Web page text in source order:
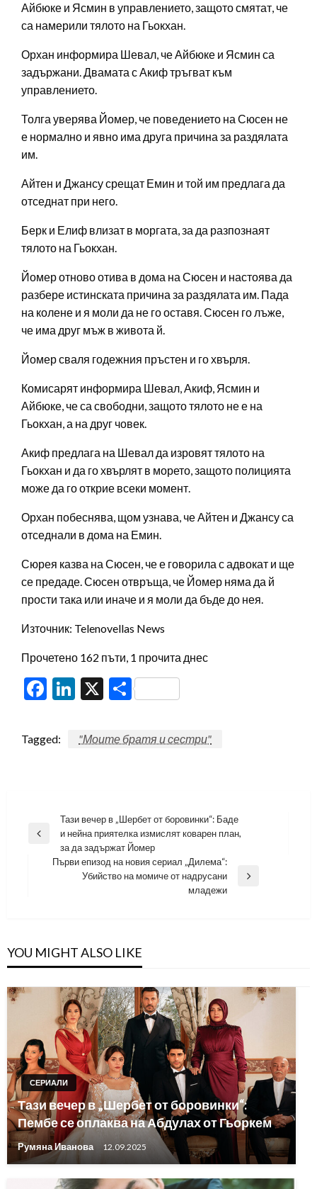
Айбюке и Ясмин в управлението, защото смятат, че
са намерили тялото на Гьокхан.
Орхан информира Шевал, че Айбюке и Ясмин са
задържани. Двамата с Акиф тръгват към
управлението.
Толга уверява Йомер, че поведението на Сюсен не
е нормално и явно има друга причина за раздялата
им.
Айтен и Джансу срещат Емин и той им предлага да
отседнат при него.
Берк и Елиф влизат в моргата, за да разпознаят
тялото на Гьокхан.
Йомер отново отива в дома на Сюсен и настоява да
разбере истинската причина за раздялата им. Пада
на колене и я моли да не го оставя. Сюсен го лъже,
че има друг мъж в живота й.
Йомер сваля годежния пръстен и го хвърля.
Комисарят информира Шевал, Акиф, Ясмин и
Айбюке, че са свободни, защото тялото не е на
Гьокхан, а на друг човек.
Акиф предлага на Шевал да изровят тялото на
Гьокхан и да го хвърлят в морето, защото полицията
може да го открие всеки момент.
Орхан побеснява, щом узнава, че Айтен и Джансу са
отседнали в дома на Емин.
Сюрея казва на Сюсен, че е говорила с адвокат и ще
се предаде. Сюсен отвръща, че Йомер няма да й
прости така или иначе и я моли да бъде до нея.
Източник: Telenovellas News
Прочетено 162 пъти, 1 прочита днес
Facebook
LinkedIn
X Share
Tagged: "Моите братя и сестри"
Навигация
Previous
Тази вечер в „Шербет от боровинки“: Баде
и нейна приятелка измислят коварен план,
за да задържат Йомер
Първи епизод на новия сериал „Дилема“:
Убийство на момиче от надрусани
младежи
YOU MIGHT ALSO LIKE
СЕРИАЛИ
Тази вечер в „Шербет от боровинки“:
Пембе се оплаква на Абдулах от Гьоркем
Румяна Иванова 12.09.2025